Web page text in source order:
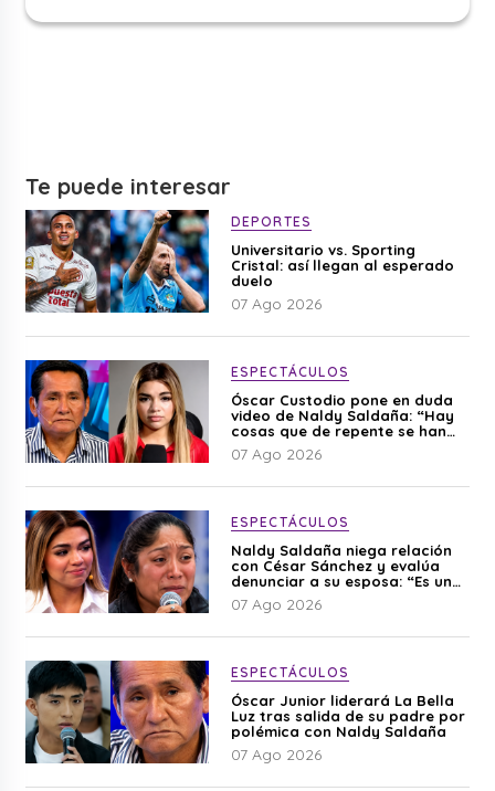
Te puede interesar
DEPORTES
Universitario vs. Sporting
Cristal: así llegan al esperado
duelo
07 Ago 2026
ESPECTÁCULOS
Óscar Custodio pone en duda
video de Naldy Saldaña: “Hay
cosas que de repente se han
editado”
07 Ago 2026
ESPECTÁCULOS
Naldy Saldaña niega relación
con César Sánchez y evalúa
denunciar a su esposa: “Es una
difamación”
07 Ago 2026
ESPECTÁCULOS
Óscar Junior liderará La Bella
Luz tras salida de su padre por
polémica con Naldy Saldaña
07 Ago 2026